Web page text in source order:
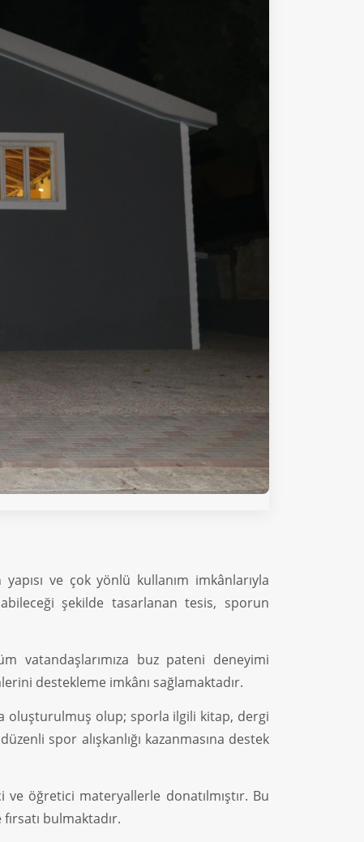
ve çok yönlü kullanım imkânlarıyla
şekilde tasarlanan tesis, sporun
vatandaşlarımıza buz pateni deneyimi
destekleme imkânı sağlamaktadır.
oluşturulmuş olup; sporla ilgili kitap, dergi
spor alışkanlığı kazanmasına destek
ve öğretici materyallerle donatılmıştır. Bu
bulmaktadır.